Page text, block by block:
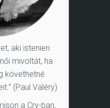
aki istenien
mivoltát, ha
követhetné
(Paul Valéry)
a Cry-ban,